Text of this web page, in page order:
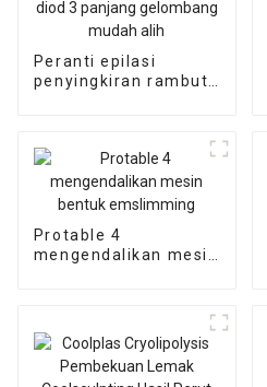
Peranti epilasi
penyingkiran rambut
Protable 4
mengendalikan mesin